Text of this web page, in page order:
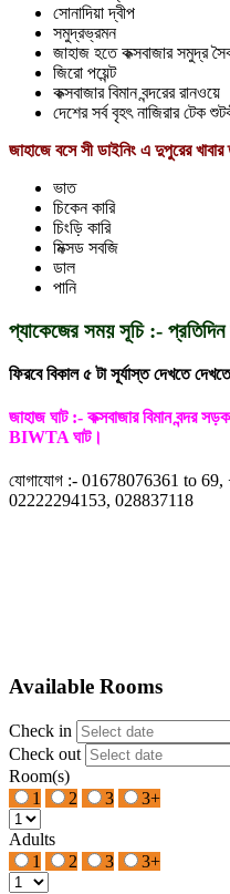
সোনাদিয়া দ্বীপ
সমুদ্রভ্রমন
জাহাজ হতে কক্সবাজার সমুদ্র
জিরো পয়েন্ট
কক্সবাজার বিমান বন্দরের রানওয়ে
দেশের সর্ব বৃহৎ নাজিরার টেক
জাহাজে বসে সী ডাইনিং এ দুপুরের খাবার
ভাত
চিকেন কারি
চিংড়ি কারি
মিক্সড সবজি
ডাল
পানি
প্যাকেজের সময় সূচি :-
ফিরবে বিকাল ৫ টা সূর্যাস্ত দেখতে
জাহাজ ঘাট :- কক্সবাজার বিমান বন্দর
BIWTA ঘাট।
যোগাযোগ :- 01678076361 to
02222294153, 028837118
Available Rooms
Check in
Check out
Room(s)
1
2 3 3+
Adults
1
2 3 3+